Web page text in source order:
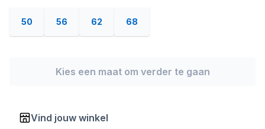
50 56 62 68
Kies een maat om verder te gaan
Vind jouw winkel